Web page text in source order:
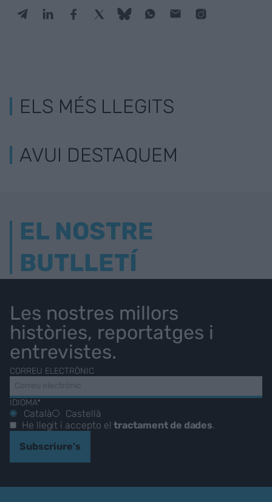
ELS MÉS LLEGITS
AVUI DESTAQUEM
EL NOSTRE
BUTLLETÍ
Les nostres millors
històries, reportatges i
entrevistes.
CORREU ELECTRÒNIC
IDIOMA*
Català
Castellà
He llegit i accepto eltractament de dades.
Subscriure's